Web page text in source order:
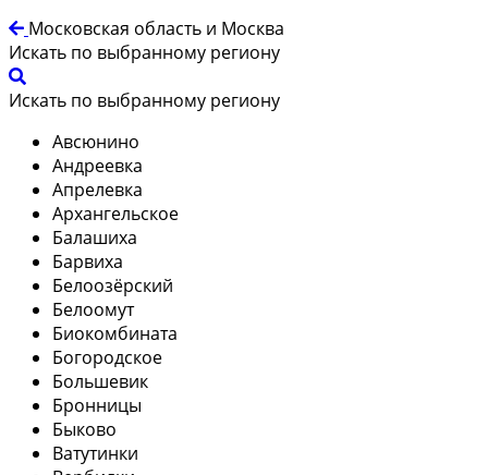
Московская область и Москва
Искать по выбранному региону
Искать по выбранному региону
Авсюнино
Андреевка
Апрелевка
Архангельское
Балашиха
Барвиха
Белоозёрский
Белоомут
Биокомбината
Богородское
Большевик
Бронницы
Быково
Ватутинки